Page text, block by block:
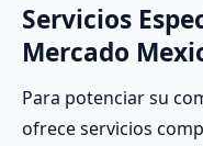
Servicios
Mercado
Para potenciar su
ofrece servicios